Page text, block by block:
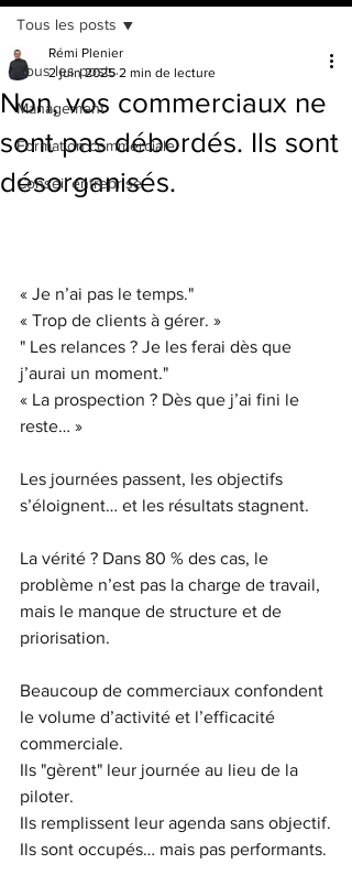
Tous les posts
Management
Formation commerciale
Conseil entreprise
Tous les posts
Non, vos commerciaux ne
sont pas débordés. Ils sont
désorganisés.
Rémi Plenier
2 juin 2025 2 min de lecture
« Je n’ai pas le temps."
« Trop de clients à gérer. »
" Les relances ? Je les ferai dès que
j’aurai un moment."
« La prospection ? Dès que j’ai fini le
reste… »
Les journées passent, les objectifs
s’éloignent… et les résultats stagnent.
La vérité ? Dans 80 % des cas, le
problème n’est pas la charge de travail,
mais le manque de structure et de
priorisation.
Beaucoup de commerciaux confondent
le volume d’activité et l’efficacité
commerciale.
Ils "gèrent" leur journée au lieu de la
piloter.
Ils remplissent leur agenda sans objectif.
Ils sont occupés… mais pas performants.